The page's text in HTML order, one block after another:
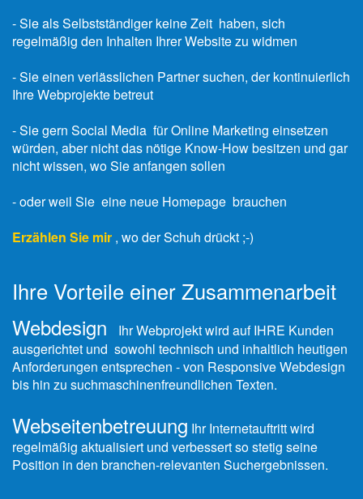
- Sie als Selbstständiger keine Zeit haben, sich
regelmäßig den Inhalten Ihrer Website zu widmen
- Sie einen verlässlichen Partner suchen, der kontinuierlich
Ihre Webprojekte betreut
- Sie gern Social Media für Online Marketing einsetzen
würden, aber nicht das nötige Know-How besitzen und gar
nicht wissen, wo Sie anfangen sollen
- oder weil Sie eine neue Homepage brauchen
Erzählen Sie mir , wo der Schuh drückt ;-)
Ihre Vorteile einer Zusammenarbeit
Webdesign
Ihr Webprojekt wird auf IHRE Kunden
ausgerichtet und sowohl technisch und inhaltlich heutigen
Anforderungen entsprechen - von Responsive Webdesign
bis hin zu suchmaschinenfreundlichen Texten.
Webseitenbetreuung Ihr Internetauftritt wird
regelmäßig aktualisiert und verbessert so stetig seine
Position in den branchen-relevanten Suchergebnissen.